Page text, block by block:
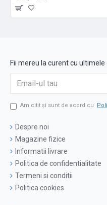
Fii mereu la curent cu
Am citit şi sunt de acord cu
Despre noi
Magazine fizice
Informatii livrare
Politica de confidentialitate
Termeni si conditii
Politica cookies